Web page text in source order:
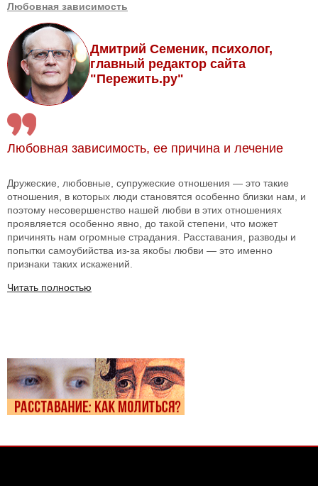
Любовная зависимость
Дмитрий Семеник, психолог,
главный редактор сайта
"Пережить.ру"
Любовная зависимость, ее причина и лечение
Дружеские, любовные, супружеские отношения — это такие
отношения, в которых люди становятся особенно близки нам, и
поэтому несовершенство нашей любви в этих отношениях
проявляется особенно явно, до такой степени, что может
причинять нам огромные страдания. Расставания, разводы и
попытки самоубийства из-за якобы любви — это именно
признаки таких искажений.
Читать полностью